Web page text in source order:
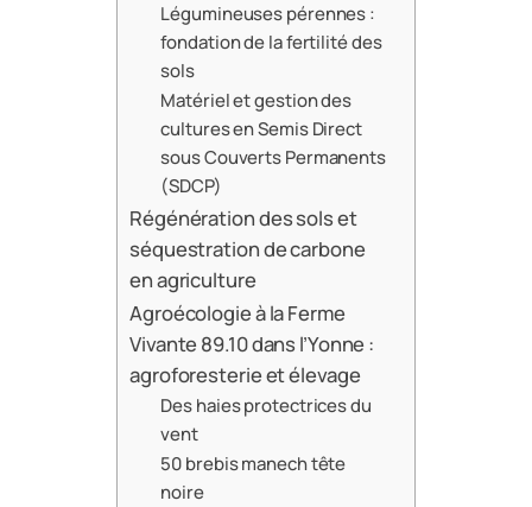
Légumineuses pérennes :
fondation de la fertilité des
sols
Matériel et gestion des
cultures en Semis Direct
sous Couverts Permanents
(SDCP)
Régénération des sols et
séquestration de carbone
en agriculture
Agroécologie à la Ferme
Vivante 89.10 dans l’Yonne :
agroforesterie et élevage
Des haies protectrices du
vent
50 brebis manech tête
noire